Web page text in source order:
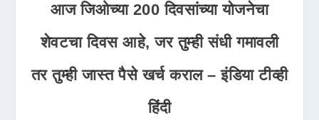
आज जिओच्या 200 दिवसांच्या योजनेचा
शेवटचा दिवस आहे, जर तुम्ही संधी गमावली
तर तुम्ही जास्त पैसे खर्च कराल – इंडिया टीव्ही
हिंदी